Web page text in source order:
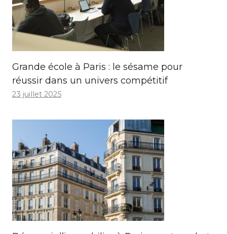
Grande école à Paris : le sésame pour
réussir dans un univers compétitif
23 juillet 2025